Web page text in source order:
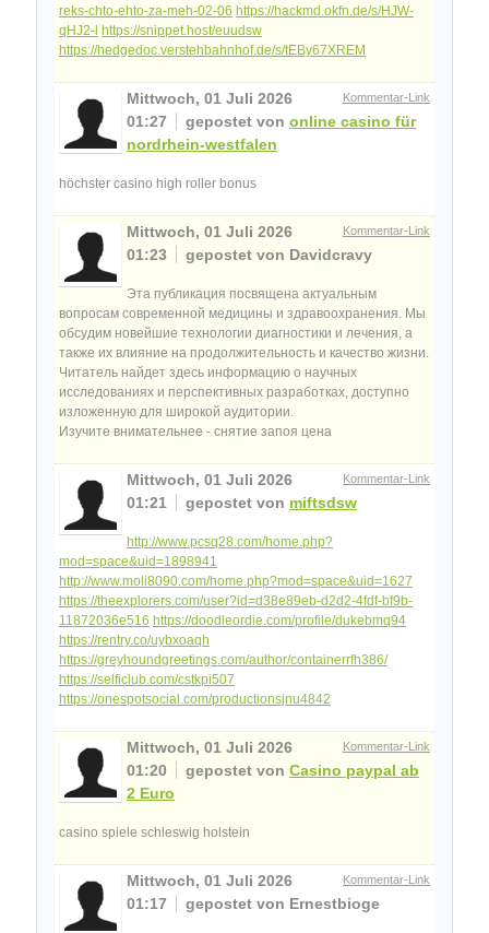
reks-chto-ehto-za-meh-02-06 https://hackmd.okfn.de/s/HJW-
qHJ2-l https://snippet.host/euudsw
https://hedgedoc.verstehbahnhof.de/s/tEBy67XREM
Kommentar-Link
Mittwoch, 01 Juli 2026
01:27
gepostet von online casino für
nordrhein-westfalen
höchster casino high roller bonus
Kommentar-Link
Mittwoch, 01 Juli 2026
01:23
gepostet von Davidcravy
Эта публикация посвящена актуальным
вопросам современной медицины и здравоохранения. Мы
обсудим новейшие технологии диагностики и лечения, а
также их влияние на продолжительность и качество жизни.
Читатель найдет здесь информацию о научных
исследованиях и перспективных разработках, доступно
изложенную для широкой аудитории.
Изучите внимательнее - снятие запоя цена
Kommentar-Link
Mittwoch, 01 Juli 2026
01:21
gepostet von miftsdsw
http://www.pcsq28.com/home.php?
mod=space&uid=1898941
http://www.moli8090.com/home.php?mod=space&uid=1627
https://theexplorers.com/user?id=d38e89eb-d2d2-4fdf-bf9b-
11872036e516 https://doodleordie.com/profile/dukebmq94
https://rentry.co/uybxoaqh
https://greyhoundgreetings.com/author/containerrfh386/
https://selficlub.com/cstkpi507
https://onespotsocial.com/productionsjnu4842
Kommentar-Link
Mittwoch, 01 Juli 2026
01:20
gepostet von Casino paypal ab
2 Euro
casino spiele schleswig holstein
Kommentar-Link
Mittwoch, 01 Juli 2026
01:17
gepostet von Ernestbioge